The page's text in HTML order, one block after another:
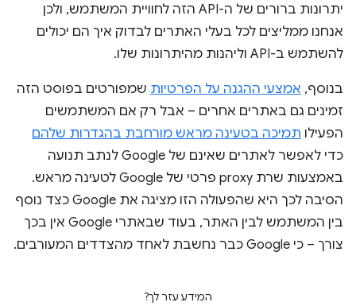
יתרונות ברורים של ה-API הזה לחוויית המשתמש, ולכן
אנחנו ממליצים לכל בעלי האתרים לבדוק איך הם יכולים
להשתמש ב-API וליהנות מהיתרונות שלו.
בנוסף, אמצעי ההגנה על הפרטיות שמפורטים בפוסט הזה
זמינים גם באתרים אחרים – אבל רק אם המשתמשים
הפעילו תמיכה בטעינה מראש מורחבת בהגדרות שלהם
כדי לאפשר לאתרים שאינם של Google לנתב תנועה
באמצעות שרת proxy פרטי של Google לטעינה מראש.
הסיבה לכך היא שהפעולה הזו מציגה את Google כצד נוסף
בין המשתמש לבין האתר, בעוד שבאתרי Google אין בכך
צורך – כי Google כבר נחשבת לאחד מהצדדים המעורבים.
המידע עזר לך?